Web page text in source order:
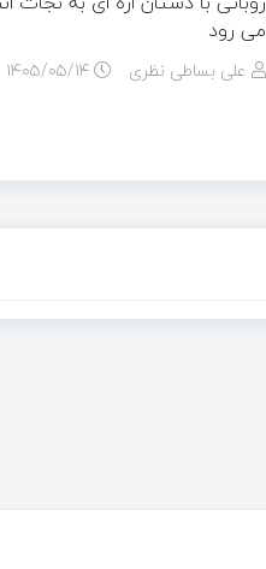
می رود
علی بساطی نظری ۱۴۰۵/۰۵/۱۴